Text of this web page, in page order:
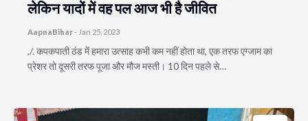
लेकिन यादों में वह पल आज भी है जीवित
AapnaBihar- Jan 25, 2023
,/. कपकपाती ठंड में हमारा उत्साह कभी कम नहीं होता था, एक तरफ एग्जाम का
प्रेशर तो दूसरी तरफ पूजा और मौज मस्ती। 10 दिन पहले से…